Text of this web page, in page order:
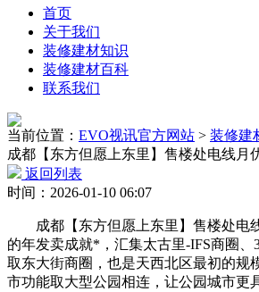
首页
关于我们
装修建材知识
装修建材百科
联系我们
当前位置： EVO视讯官方网站 > 装修建
成都【东方但愿上东里】售楼处电线月
返回列表
时间：2026-01-10 06:07
成都【东方但愿上东里】售楼处电
的年发卖成就*，汇集太古里-IFS商圈、
取东大街商圈，也是天西北区最初的规
市功能取大型公园相连，让公园城市更